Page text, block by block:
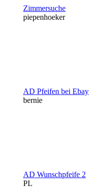
Zimmersuche
piepenhoeker
AD Pfeifen bei Ebay
bernie
AD Wunschpfeife 2
PL